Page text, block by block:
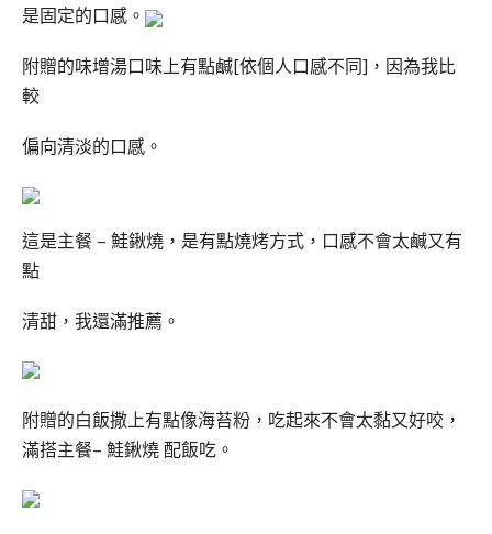
是固定的口感。
附贈的味增湯口味上有點鹹[依個人口感不同]，因為我比
較
偏向清淡的口感。
這是主餐 – 鮭鍬燒，是有點燒烤方式，口感不會太鹹又有
點
清甜，我還滿推薦。
附贈的白飯撒上有點像海苔粉，吃起來不會太黏又好咬，
滿搭主餐– 鮭鍬燒配飯吃 。